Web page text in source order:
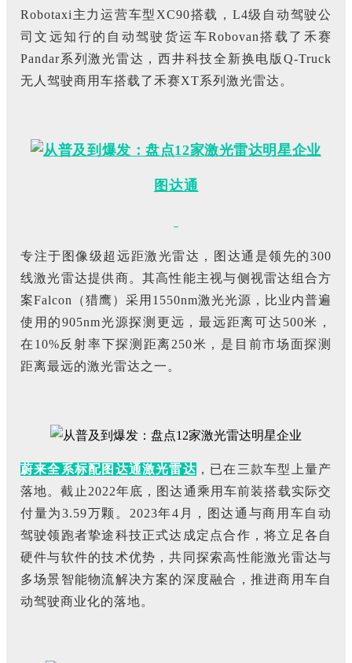
Robotaxi主力运营车型XC90搭载，L4级自动驾驶公
司文远知行的自动驾驶货运车Robovan搭载了禾赛
Pandar系列激光雷达，西井科技全新换电版Q-Truck
无人驾驶商用车搭载了禾赛XT系列激光雷达。
图达通
专注于图像级超远距激光雷达，
图达通是领先的300
线激光雷达提供商。其高性能主视与侧视雷达组合方
案Falcon（猎鹰）采用1550nm激光光源，比业内普遍
使用的905nm光源探测更远，最远距离可达500米，
在10%反射率下探测距离250米，是目前市场面探测
距离最远的激光雷达之一。
蔚来全系标配图达通激光雷达 ，已在三款车型上量产
落地。截止2022年底，图达通乘用车前装搭载实际交
付量为3.59万颗。2023年4月，图达通与商用车自动
驾驶领跑者挚途科技正式达成定点合作，将立足各自
硬件与软件的技术优势，共同探索高性能激光雷达与
多场景智能物流解决方案的深度融合，推进商用车自
动驾驶商业化的落地。